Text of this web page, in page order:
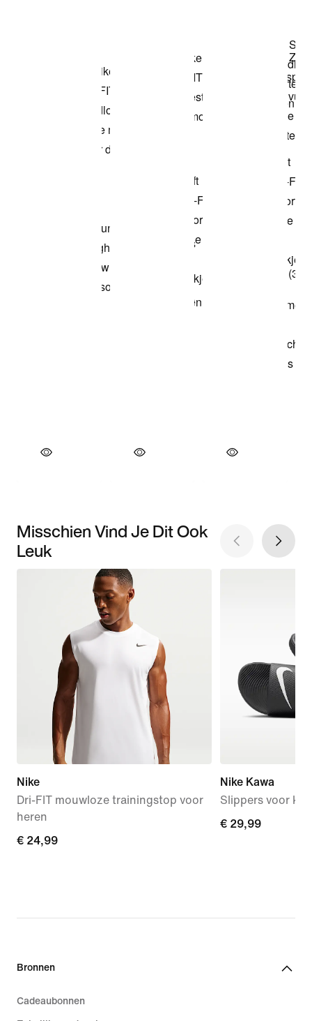
Misschien Vind Je Dit Ook
Leuk
Nike
Dri-FIT mouwloze trainingstop voor
heren
€ 24,99
€ 24,99
Nike Kawa
Slippers voor
€ 29,99
€ 29,99
Bronnen
Cadeaubonnen